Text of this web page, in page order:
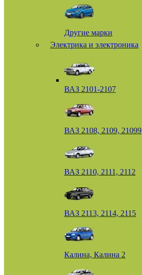
Другие марки
Электрика и электроника
ВАЗ 2101-2107
ВАЗ 2108, 2109, 21099
ВАЗ 2110, 2111, 2112
ВАЗ 2113, 2114, 2115
Калина, Калина 2